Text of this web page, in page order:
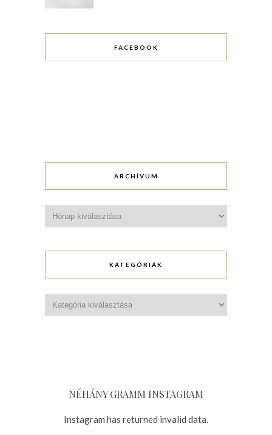
FACEBOOK
ARCHÍVUM
KATEGÓRIÁK
NÉHÁNY GRAMM INSTAGRAM
Instagram has returned invalid data.